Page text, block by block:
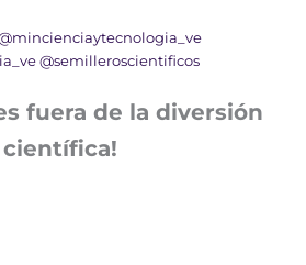
@semilleroscientificos
fuera de la diversión
científica!